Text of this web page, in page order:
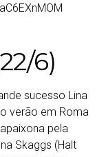
6)
sucesso Lina
verão em Roma
pela
Skaggs (Halt